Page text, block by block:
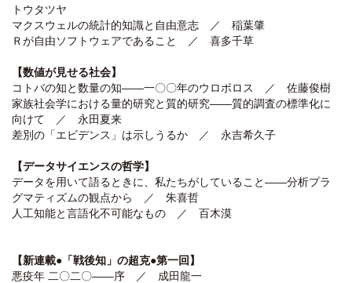
トウタツヤ
マクスウェルの統計的知識と自由意志 ／ 稲葉肇
Ｒが自由ソフトウェアであること ／ 喜多千草
【数値が見せる社会】
コトバの知と数量の知――一〇〇年のウロボロス ／ 佐藤俊樹
家族社会学における量的研究と質的研究――質的調査の標準化に
向けて ／ 永田夏来
差別の「エビデンス」は示しうるか ／ 永吉希久子
【データサイエンスの哲学】
データを用いて語るときに、私たちがしていること――分析プラ
グマティズムの観点から ／ 朱喜哲
人工知能と言語化不可能なもの ／ 百木漠
【新連載●「戦後知」の超克●第一回】
悪疫年 二〇二〇――序 ／ 成田龍一